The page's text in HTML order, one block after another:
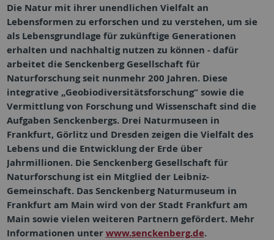
Die Natur mit ihrer unendlichen Vielfalt an
Lebensformen zu erforschen und zu verstehen, um sie
als Lebensgrundlage für zukünftige Generationen
erhalten und nachhaltig nutzen zu können - dafür
arbeitet die Senckenberg Gesellschaft für
Naturforschungseit nunmehr 200 Jahren. Diese
integrative „Geobiodiversitätsforschung“ sowie die
Vermittlung von Forschung und Wissenschaft sind die
Aufgaben Senckenbergs. Drei Naturmuseen in
Frankfurt, Görlitz und Dresden zeigen die Vielfalt des
Lebens und die Entwicklung der Erde über
Jahrmillionen. Die Senckenberg Gesellschaft für
Naturforschung ist ein Mitglied der Leibniz-
Gemeinschaft. Das Senckenberg Naturmuseum in
Frankfurt am Main wird von der Stadt Frankfurt am
Main sowie vielen weiteren Partnern gefördert. Mehr
Informationen unterwww.senckenberg.de.